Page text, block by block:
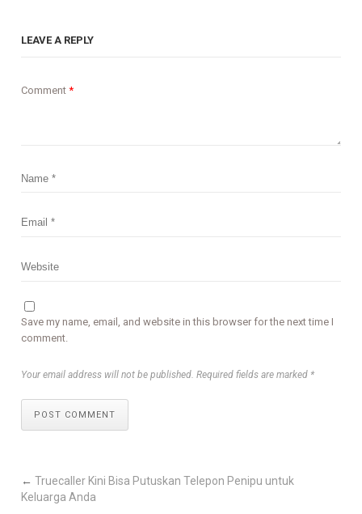
LEAVE A REPLY
Comment*
Save my name, email, and website in this browser for the next time I
comment.
Your email address will not be published. Required fields are marked *
POST COMMENT
←Truecaller Kini Bisa Putuskan Telepon Penipu untuk
Keluarga Anda